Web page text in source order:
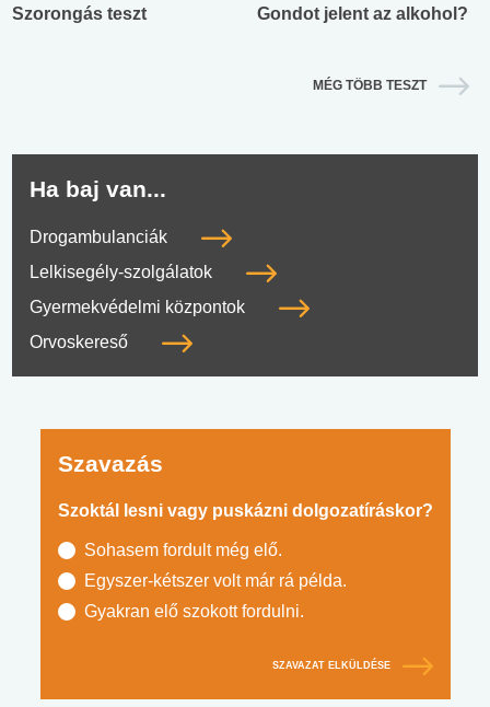
Szorongás teszt Gondot jelent az alkohol?
MÉG TÖBB TESZT
Ha baj van...
Drogambulanciák
Lelkisegély-szolgálatok
Gyermekvédelmi központok
Orvoskereső
Szavazás
Szoktál lesni vagy puskázni dolgozatíráskor?
Sohasem fordult még elő.
Egyszer-kétszer volt már rá példa.
Gyakran elő szokott fordulni.
SZAVAZAT ELKÜLDÉSE